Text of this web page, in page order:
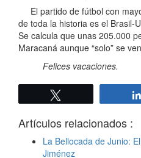
El partido de fútbol con
de toda la historia es el Brasil-
Se calcula que unas 205.000
Maracaná aunque “solo” se
Felices vacaciones.
Artículos relacionados :
La Bellocada de Junio:
Jiménez